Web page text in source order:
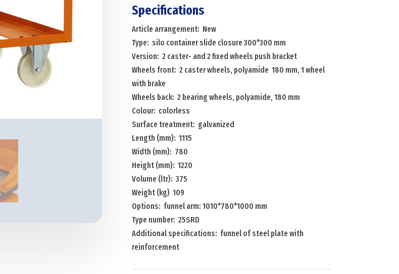
container
slide
closure
300*300
mm
2
caster-
and
2
fixed
wheels
+
push
bracket
Menge
Specifications
Article arrangement: New
Type: silo container slide closure 300*300 mm
Version: 2 caster- and 2 fixed wheels push bracket
Wheels front: 2 caster wheels, polyamide  180 mm, 1 wheel
with brake
Wheels back: 2 bearing wheels, polyamide, 180 mm
Colour: colorless
Surface treatment: galvanized
Length (mm): 1115
Width (mm): 780
Height (mm): 1220
Volume (ltr): 375
Weight (kg) 109
Options: funnel arm: 1010*780*1000 mm
Type number: 25SRD
Additional specifications: funnel of steel plate with
reinforcement